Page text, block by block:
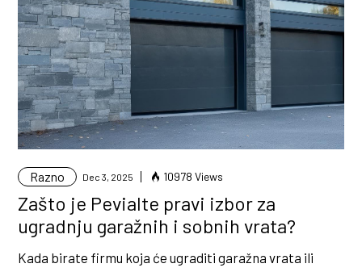
Razno Dec 3, 2025 10978 Views
Zašto je Pevialte pravi izbor za
ugradnju garažnih i sobnih vrata?
Kada birate firmu koja će ugraditi garažna vrata ili